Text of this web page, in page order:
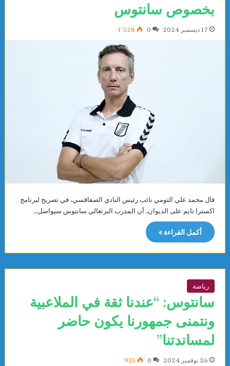
بخصوص سانتوس
17 ديسمبر 2024 0 1٬528
قال محمد علي التومي نائب رئيس النادي الصفاقسي، في تصريح لبرنامج
اكسترا تايم على الديوان، أن المدرب البرتغالي سانتوس سيواصل…
أكمل القراءة »
رياضة
سانتوس: “عندنا ثقة في الملاعبية
ونتمنى جمهورنا يكون حاضر
لمساندتنا”
26 نوفمبر 2024 0
935